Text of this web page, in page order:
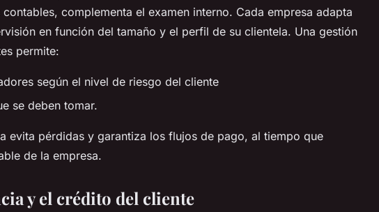
complementa el examen interno. Cada empresa adapta
en función del tamaño y el perfil de su clientela. Una gestión
permite:
según el nivel de riesgo del cliente
se deben tomar.
evita pérdidas y garantiza los flujos de pago, al tiempo que
de la empresa.
y el crédito del cliente